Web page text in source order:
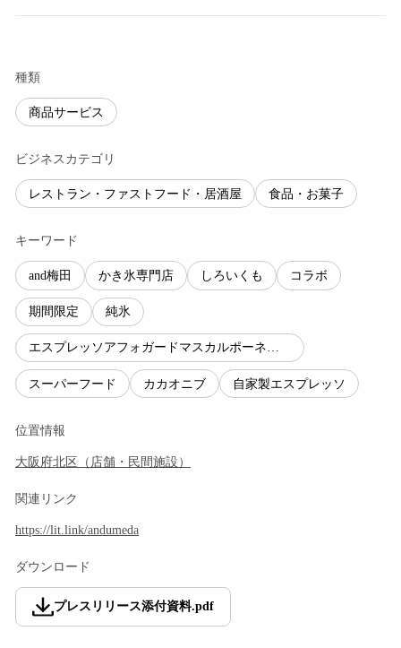
種類
商品サービス
ビジネスカテゴリ
レストラン・ファストフード・居酒屋 食品・お菓子
キーワード
and梅田 かき氷専門店 しろいくも コラボ
期間限定 純氷
エスプレッソアフォガードマスカルポーネクリームとカカオニブ
スーパーフード カカオニブ 自家製エスプレッソ
位置情報
大阪府北区 （ 店舗・民間施設 ）
関連リンク
https://lit.link/andumeda
ダウンロード
プレスリリース添付資料.pdf